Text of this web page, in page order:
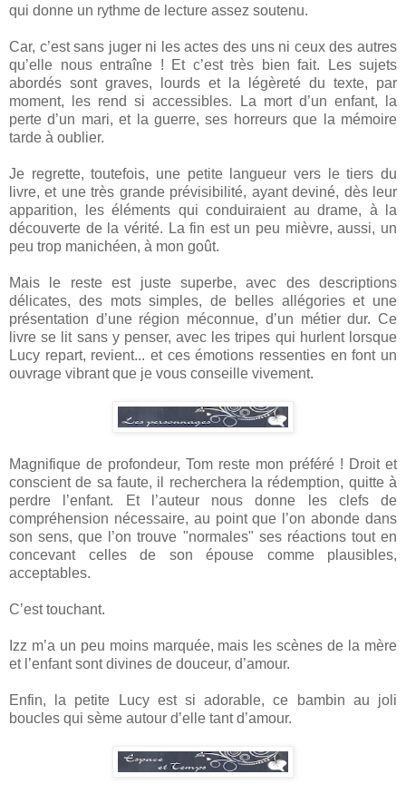
qui donne un rythme de lecture assez soutenu.
Car, c’est sans juger ni les actes des uns ni ceux des autres
qu’elle nous entraîne ! Et c’est très bien fait. Les sujets
abordés sont graves, lourds et la légèreté du texte, par
moment, les rend si accessibles. La mort d’un enfant, la
perte d’un mari, et la guerre, ses horreurs que la mémoire
tarde à oublier.
Je regrette, toutefois, une petite langueur vers le tiers du
livre, et une très grande prévisibilité, ayant deviné, dès leur
apparition, les éléments qui conduiraient au drame, à la
découverte de la vérité. La fin est un peu mièvre, aussi, un
peu trop manichéen, à mon goût.
Mais le reste est juste superbe, avec des descriptions
délicates, des mots simples, de belles allégories et une
présentation d’une région méconnue, d’un métier dur. Ce
livre se lit sans y penser, avec les tripes qui hurlent lorsque
Lucy repart, revient... et ces émotions ressenties en font un
ouvrage vibrant que je vous conseille vivement.
Magnifique de profondeur, Tom reste mon préféré ! Droit et
conscient de sa faute, il recherchera la rédemption, quitte à
perdre l’enfant. Et l’auteur nous donne les clefs de
compréhension nécessaire, au point que l’on abonde dans
son sens, que l’on trouve "normales" ses réactions tout en
concevant celles de son épouse comme plausibles,
acceptables.
C’est touchant.
Izz m’a un peu moins marquée, mais les scènes de la mère
et l’enfant sont divines de douceur, d’amour.
Enfin, la petite Lucy est si adorable, ce bambin au joli
boucles qui sème autour d’elle tant d’amour.